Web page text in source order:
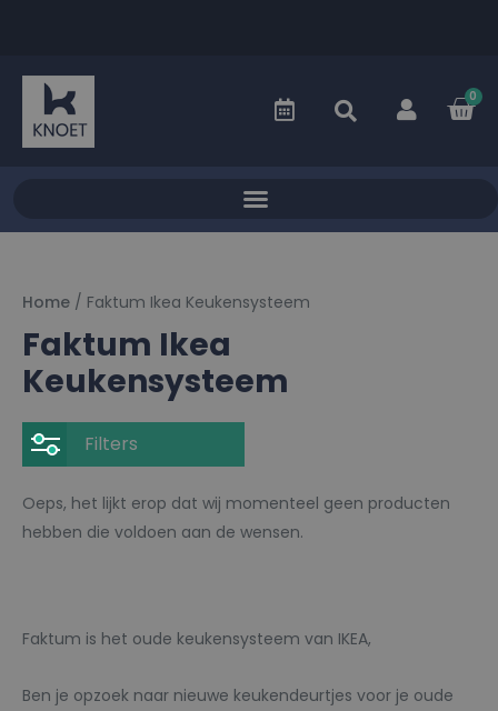
0
Home / Faktum Ikea Keukensysteem
Faktum Ikea
Keukensysteem
Filters
Oeps, het lijkt erop dat wij momenteel geen producten
hebben die voldoen aan de wensen.
Faktum is het oude keukensysteem van IKEA,
Ben je opzoek naar nieuwe keukendeurtjes voor je oude